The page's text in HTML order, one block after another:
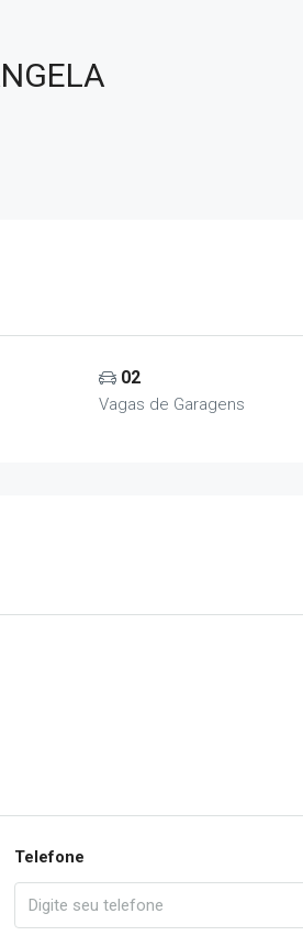
02
Vagas de Garagens
Telefone